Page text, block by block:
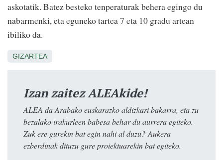
askotatik. Batez besteko tenperaturak behera egingo du
nabarmenki, eta eguneko tartea 7 eta 10 gradu artean
ibiliko da.
GIZARTEA
Izan zaitez ALEAkide!
ALEA da Arabako euskarazko aldizkari bakarra, eta zu
bezalako irakurleen babesa behar du aurrera egiteko.
Zuk ere gurekin bat egin nahi al duzu? Aukera
ezberdinak dituzu gure proiektuarekin bat egiteko.